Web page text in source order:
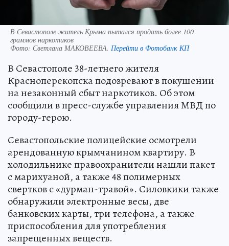
В Севастополе житель Крыма пытался продать более 100
граммов наркотиков
Фото: Светлана МАКОВЕЕВА. Перейти в Фотобанк КП
В Севастополе 38-летнего жителя
Красноперекопска подозревают в покушении
на незаконный сбыт наркотиков. Об этом
сообщили в пресс-службе управления МВД по
городу-герою.
Севастопольские полицейские осмотрели
арендованную крымчанином квартиру. В
холодильнике правоохранители нашли пакет
с марихуаной, а также 48 полимерных
свертков с «дурман-травой». Силовкики также
обнаружили электронные весы, две
банковских карты, три телефона, а также
приспособления для употребления
запрещенных веществ.